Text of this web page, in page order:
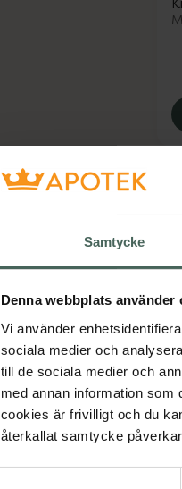
Samtycke
Denna webbplats använder
Vi använder
sociala medier och
till de sociala medier och
med annan information som
cookies är frivilligt och du
återkallat samtycke